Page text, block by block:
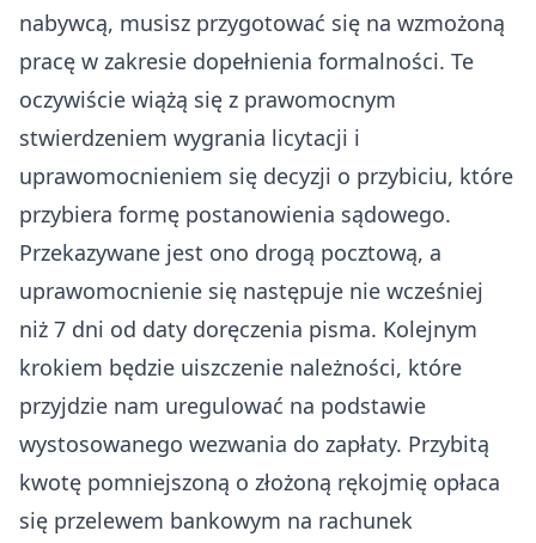
nabywcą, musisz przygotować się na wzmożoną
pracę w zakresie dopełnienia formalności. Te
oczywiście wiążą się z prawomocnym
stwierdzeniem wygrania licytacji i
uprawomocnieniem się decyzji o przybiciu, które
przybiera formę postanowienia sądowego.
Przekazywane jest ono drogą pocztową, a
uprawomocnienie się następuje nie wcześniej
niż 7 dni od daty doręczenia pisma. Kolejnym
krokiem będzie uiszczenie należności, które
przyjdzie nam uregulować na podstawie
wystosowanego wezwania do zapłaty. Przybitą
kwotę pomniejszoną o złożoną rękojmię opłaca
się przelewem bankowym na rachunek